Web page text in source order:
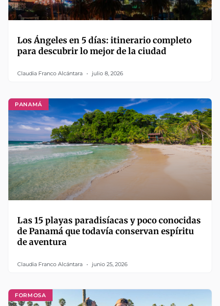
Los Ángeles en 5 días: itinerario completo
para descubrir lo mejor de la ciudad
Claudia Franco Alcántara julio 8, 2026
PANAMÁ
Las 15 playas paradisíacas y poco conocidas
de Panamá que todavía conservan espíritu
de aventura
Claudia Franco Alcántara junio 25, 2026
FORMOSA